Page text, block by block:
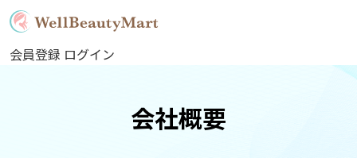
会員登録 ログイン
会社概要